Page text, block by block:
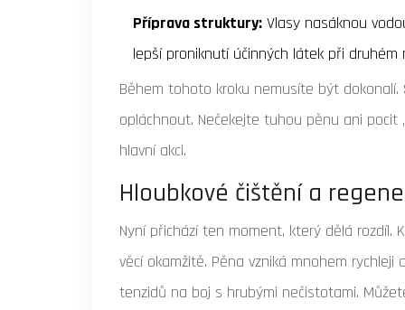
Příprava struktury: Vlasy nasáknou
lepší proniknutí účinných látek při druhém
Během tohoto kroku nemusíte být
opláchnout. Nečekejte tuhou pěnu ani pocit
hlavní akci.
Hloubkové čištění a
Nyní přichází ten moment, který dělá rozdíl.
věcí okamžitě. Pěna vzniká mnohem
tenzidů na boj s hrubými nečistotami.